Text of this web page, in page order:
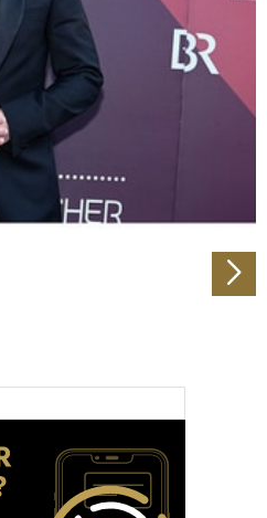
Inhalte und Anzeigen zu
für soziale Medien anbieten
auf unsere Website zu
wir Informationen zu Ihrer
an unsere Partner für
Analysen weiter. Unsere
möglicherweise mit
die Sie ihnen bereitgestellt